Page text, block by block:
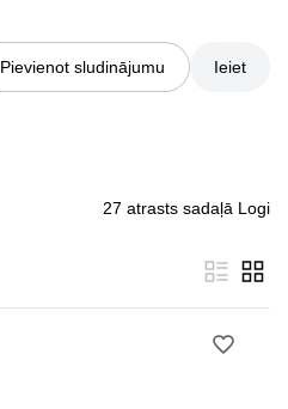
Pievienot sludinājumu Ieiet
27 atrasts sadaļā Logi